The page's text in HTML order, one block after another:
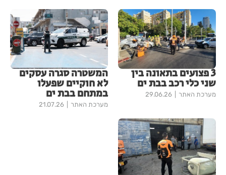
3 פצועים בתאונה בין
שני כלי רכב בבת ים
מערכת האתר 29.06.26
המשטרה סגרה עסקים
לא חוקיים שפעלו
במתחם בבת ים
מערכת האתר 21.07.26